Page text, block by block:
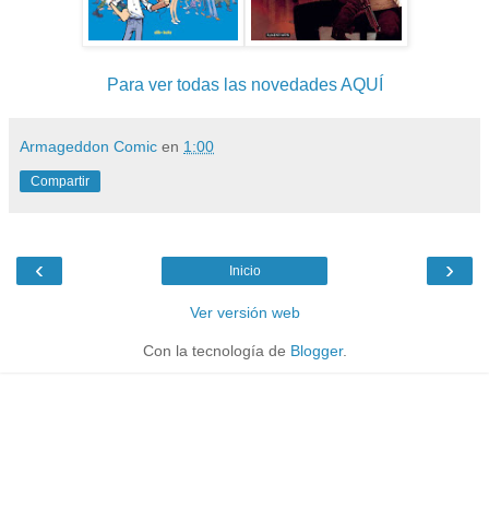
Para ver todas las novedades AQUÍ
Armageddon Comic en 1:00
Compartir
‹ ›
Inicio
Ver versión web
Con la tecnología de Blogger.